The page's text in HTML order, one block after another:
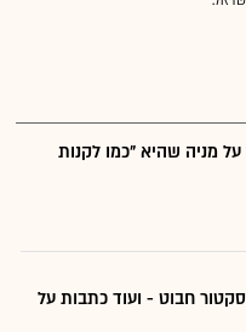
מניה שהיא "כמו לקנות
חבוט - ועוד כתבות על